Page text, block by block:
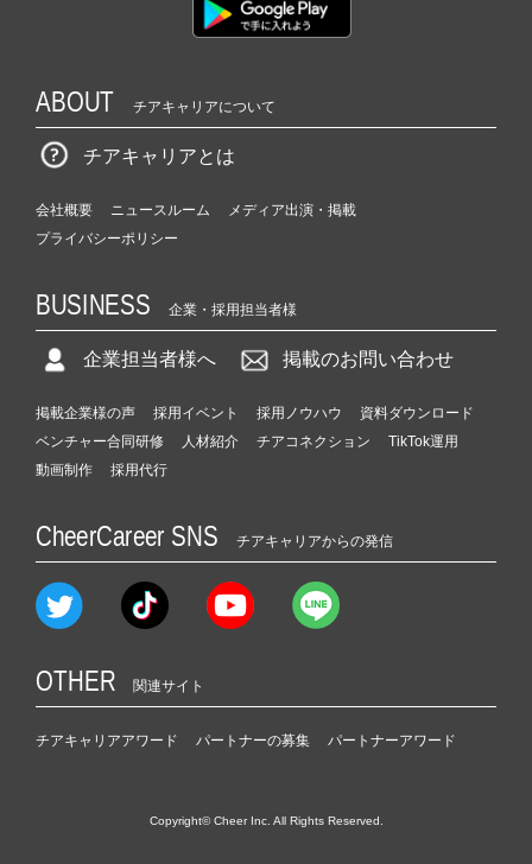
ABOUT チアキャリアについて
チアキャリアとは
会社概要 ニュースルーム
メディア出演・掲載
プライバシーポリシー
BUSINESS 企業・採用担当者様
企業担当者様へ 掲載のお問い合わせ
掲載企業様の声 採用イベント 採用ノウハウ
資料ダウンロード
ベンチャー合同研修
人材紹介 チアコネクション
TikTok運用
動画制作
採用代行
CheerCareer SNS チアキャリアからの発信
OTHER 関連サイト
チアキャリアアワード パートナーの募集 パートナーアワード
Copyright© Cheer Inc. All Rights Reserved.